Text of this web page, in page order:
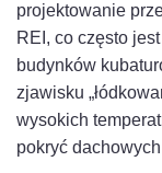
projektowanie
REI, co często
budynków
zjawisku
wysokich
pokryć